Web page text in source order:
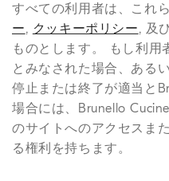
すべての利用者は、これ
ー, クッキーポリシー, 及
ものとします。 もし利用
とみなされた場合、ある
停止または終了が適当と
場合には、Brunello
のサイトへのアクセスま
る権利を持ちます。